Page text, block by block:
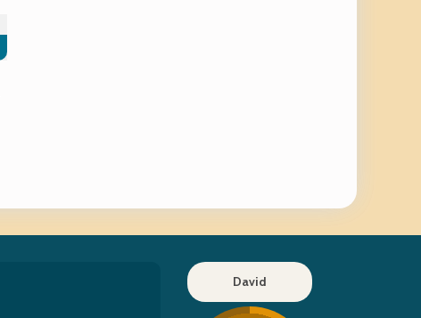
David